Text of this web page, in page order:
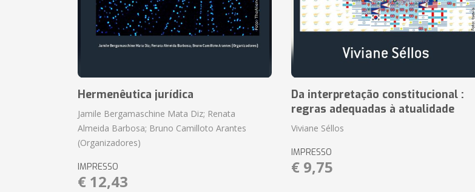
Hermenêutica jurídica
Jamile Bergamaschine Mata Diz; Renata
Almeida Barbosa; Bruno Camilloto Arantes
(Organizadores)
IMPRESSO
€ 12,43
Da interpretação constitucional :
regras adequadas à atualidade
Viviane Séllos
IMPRESSO
€ 9,75